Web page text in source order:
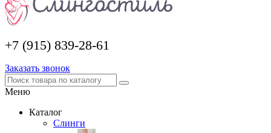
+7 (915) 839-28-61
Заказать звонок
Меню
Каталог
Слинги